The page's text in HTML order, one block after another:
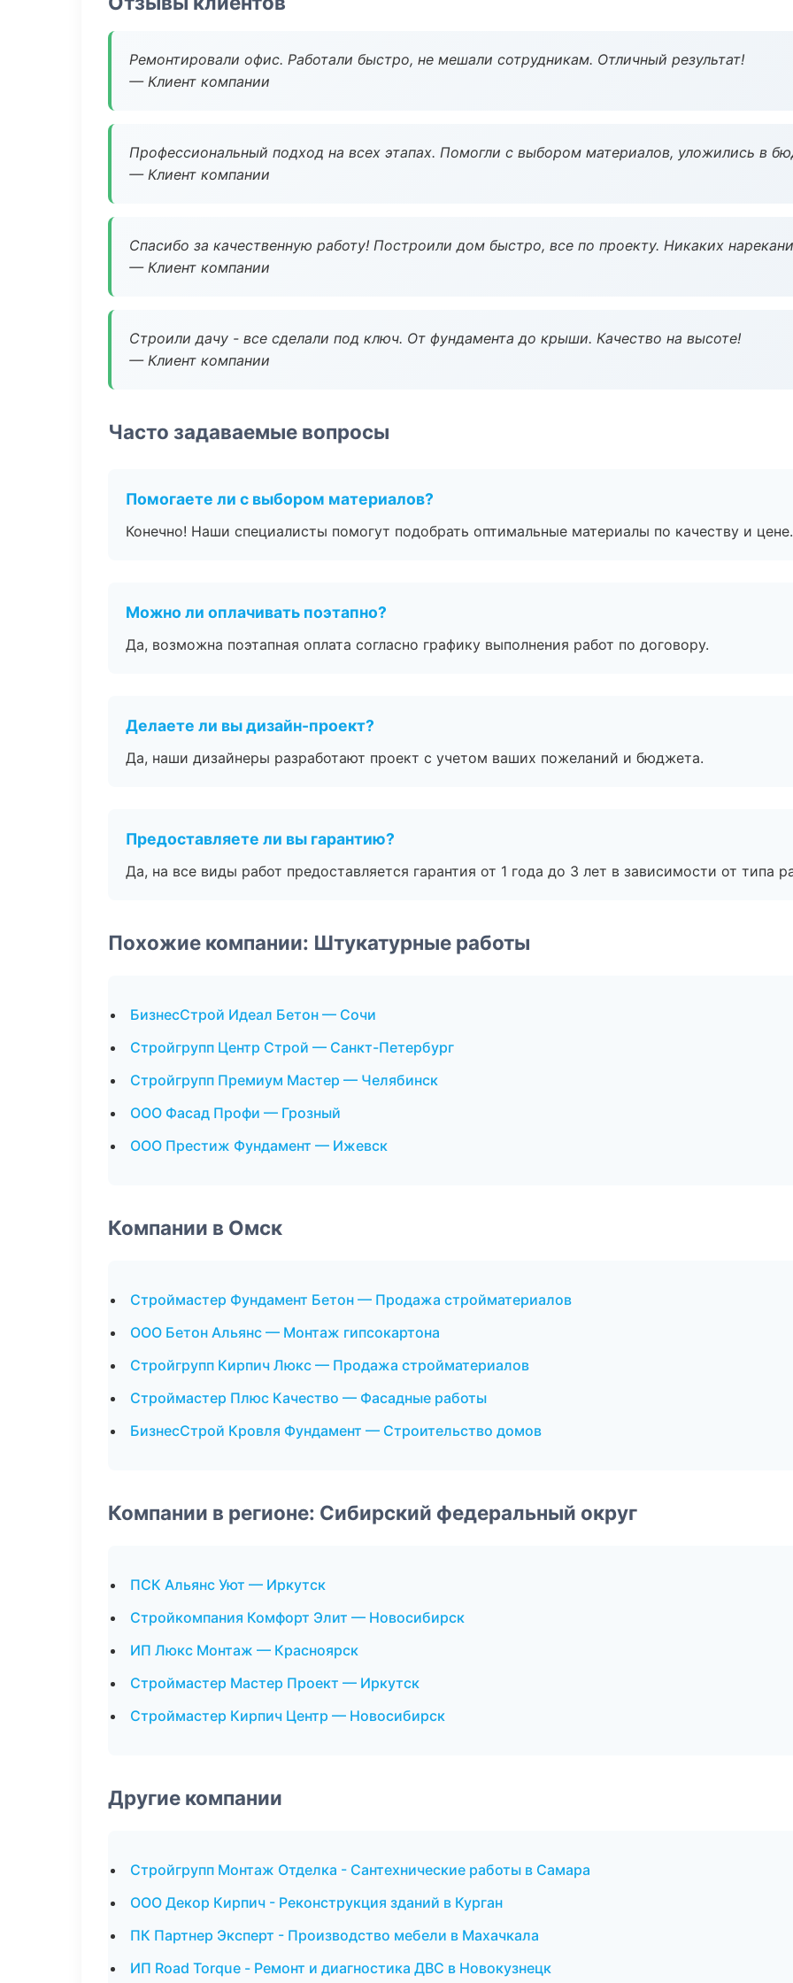
Ремонтировали офис. Работали быстро, не мешали сотрудникам. Отличный результат!
— Клиент компании
Профессиональный подход на всех этапах. Помогли с выбором материалов, уложились в
— Клиент компании
Спасибо за качественную работу! Построили дом быстро, все по проекту. Никаких
— Клиент компании
Строили дачу - все сделали под ключ. От фундамента до крыши. Качество на высоте!
— Клиент компании
Часто задаваемые вопросы
Помогаете ли с выбором материалов?
Конечно! Наши специалисты помогут подобрать оптимальные материалы по качеству и цене.
Можно ли оплачивать поэтапно?
Да, возможна поэтапная оплата согласно графику выполнения работ по договору.
Делаете ли вы дизайн-проект?
Да, наши дизайнеры разработают проект с учетом ваших пожеланий и бюджета.
Предоставляете ли вы гарантию?
Да, на все виды работ предоставляется гарантия от 1 года до 3 лет в зависимости от типа
Похожие компании: Штукатурные работы
БизнесСтрой Идеал Бетон — Сочи
Стройгрупп Центр Строй — Санкт-Петербург
Стройгрупп Премиум Мастер — Челябинск
ООО Фасад Профи — Грозный
ООО Престиж Фундамент — Ижевск
Компании в Омск
Строймастер Фундамент Бетон — Продажа стройматериалов
ООО Бетон Альянс — Монтаж гипсокартона
Стройгрупп Кирпич Люкс — Продажа стройматериалов
Строймастер Плюс Качество — Фасадные работы
БизнесСтрой Кровля Фундамент — Строительство домов
Компании в регионе: Сибирский федеральный округ
ПСК Альянс Уют — Иркутск
Стройкомпания Комфорт Элит — Новосибирск
ИП Люкс Монтаж — Красноярск
Строймастер Мастер Проект — Иркутск
Строймастер Кирпич Центр — Новосибирск
Другие компании
Стройгрупп Монтаж Отделка - Сантехнические работы в Самара
ООО Декор Кирпич - Реконструкция зданий в Курган
ПК Партнер Эксперт - Производство мебели в Махачкала
ИП Road Torque - Ремонт и диагностика ДВС в Новокузнецк